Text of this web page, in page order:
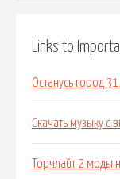
Links to
Останусь город
Скачать музыку с
Торчлайт 2 моды